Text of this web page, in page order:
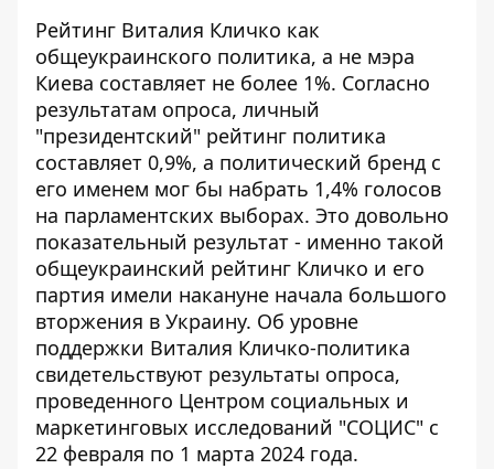
Рейтинг Виталия Кличко как
общеукраинского политика, а не мэра
Киева составляет не более 1%. Согласно
результатам опроса, личный
"президентский" рейтинг политика
составляет 0,9%, а политический бренд с
его именем мог бы набрать 1,4% голосов
на парламентских выборах. Это довольно
показательный результат - именно такой
общеукраинский рейтинг Кличко и его
партия имели накануне начала большого
вторжения в Украину. Об уровне
поддержки Виталия Кличко-политика
свидетельствуют результаты опроса,
проведенного Центром социальных и
маркетинговых исследований "СОЦИС" с
22 февраля по 1 марта 2024 года.